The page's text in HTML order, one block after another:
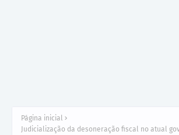
Página inicial
Judicialização da desoneração fiscal no atual